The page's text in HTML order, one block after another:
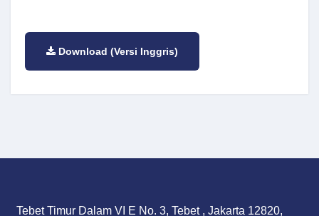
Download (Versi Inggris)
Tebet Timur Dalam VI E No. 3, Tebet , Jakarta 12820,